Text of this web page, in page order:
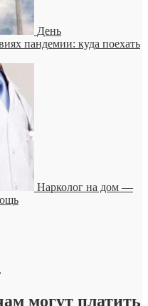
День
пандемии: куда поехать
Нарколог на дом —
могут платить